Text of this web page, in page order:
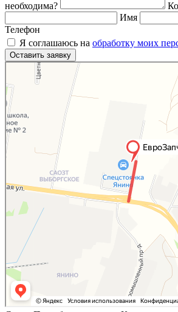
необходима?
Имя
Телефон
Я соглашаюсь на обработку моих
Яндекс.Карты
Яндекс.Карты — поиск мест и адресов, городской